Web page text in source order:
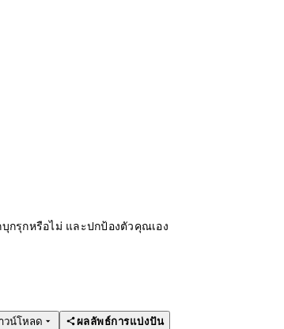
กรุกหรือไม่ และปกป้องตัวคุณเอง
วน์โหลด ผลลัพธ์การแบ่งปัน